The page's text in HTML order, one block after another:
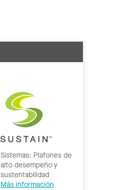
Sistemas: Plafones de
alto desempeño y
sustentabilidad
Más información